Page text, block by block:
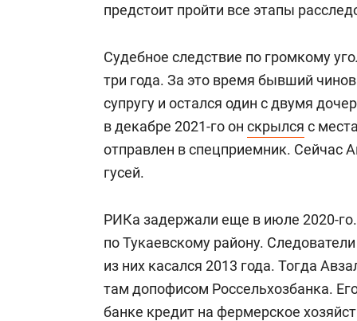
предстоит пройти все этапы
Судебное следствие по громкому
три года. За это время бывший
супругу и остался один с двумя
в декабре 2021-го он скрылся с
отправлен в спецприемник. Сейчас
гусей.
РИКа задержали еще в июле 2020-
по Тукаевскому району.
из них касался 2013 года. Тогда
там допофисом Россельхозбанка.
банке кредит на фермерское